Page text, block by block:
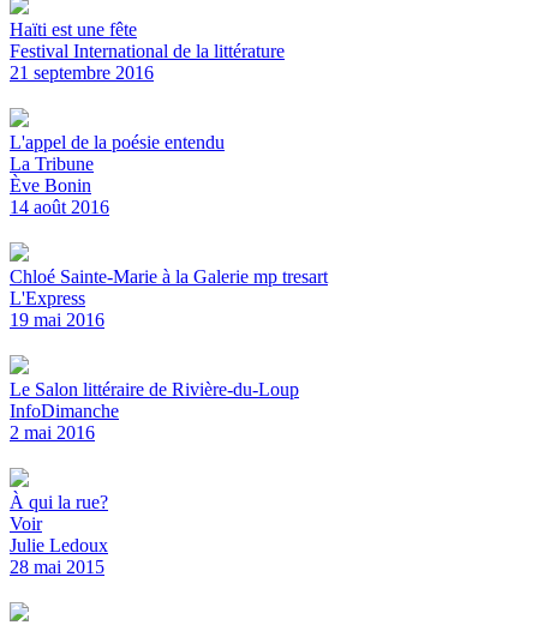
Haïti est une fête
Festival International de la littérature
21 septembre 2016
L'appel de la poésie entendu
La Tribune
Ève Bonin
14 août 2016
Chloé Sainte-Marie à la Galerie mp tresart
L'Express
19 mai 2016
Le Salon littéraire de Rivière-du-Loup
InfoDimanche
2 mai 2016
À qui la rue?
Voir
Julie Ledoux
28 mai 2015